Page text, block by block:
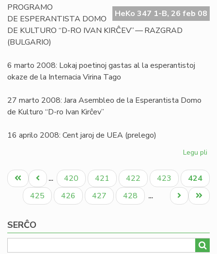
la
HeKo 347 1-B, 26 feb 08
PROGRAMO
DE ESPERANTISTA DOMO
DE KULTURO “D-RO IVAN KIRĈEV” — RAZGRAD
(BULGARIO)
6 marto 2008: Lokaj poetinoj gastas al la esperantistoj
okaze de la Internacia Virina Tago
27 marto 2008: Jara Asembleo de la Esperantista Domo
de Kulturo “D-ro Ivan Kirĉev”
16 aprilo 2008: Cent jaroj de UEA (prelego)
Legu pli
Pagination
Unua
paĝo
Antaŭa
paĝo
… Paĝo
420 Paĝo
421 Paĝo
422 Paĝo
423
Aktuala
paĝo
424
Paĝo
425 Paĝo
426 Paĝo
427 Paĝo
428 …
Last
page
Next
page
SERĈO